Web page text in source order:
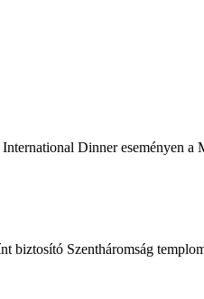
Dinner eseményen
Szentháromság